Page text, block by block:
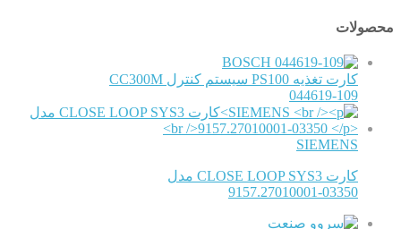
محصولات
BOSCH
کارت تغذیه PS100 سیستم کنترل CC300M
044619-109
SIEMENS
کارت CLOSE LOOP SYS3 مدل
9157.27010001-03350